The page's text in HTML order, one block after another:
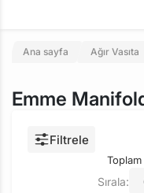
Ana sayfa Ağır Vasıta
Emme
Filtrele
Toplam
Sırala: